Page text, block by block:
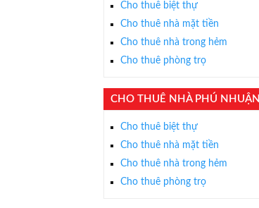
Cho thuê biệt thự
Cho thuê nhà mặt tiền
Cho thuê nhà trong hẻm
Cho thuê phòng trọ
CHO THUÊ NHÀ PHÚ NHUẬN
Cho thuê biệt thự
Cho thuê nhà mặt tiền
Cho thuê nhà trong hẻm
Cho thuê phòng trọ